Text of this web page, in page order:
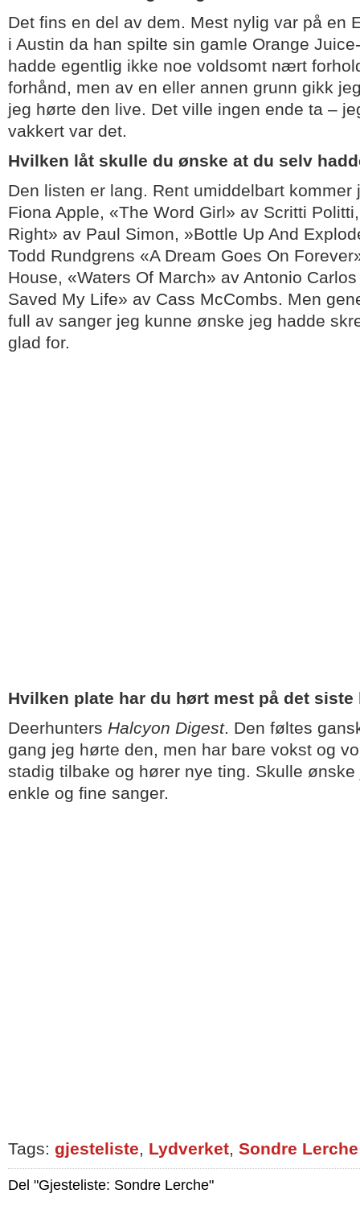
Det fins en del av dem. Mest nylig var på en
i Austin da han spilte sin gamle Orange
hadde egentlig ikke noe voldsomt nært
forhånd, men av en eller annen grunn gikk
jeg hørte den live. Det ville ingen ende ta –
vakkert var det.
Hvilken låt skulle du ønske at du selv
Den listen er lang. Rent umiddelbart kommer
Fiona Apple, «The Word Girl» av Scritti
Right» av Paul Simon, »Bottle Up And
Todd Rundgrens «A Dream Goes On
House, «Waters Of March» av Antonio
Saved My Life» av Cass McCombs. Men
full av sanger jeg kunne ønske jeg hadde
glad for.
Hvilken plate har du hørt mest på det siste
Deerhunters Halcyon Digest. Den føltes
gang jeg hørte den, men har bare vokst og
stadig tilbake og hører nye ting. Skulle
enkle og fine sanger.
Tags: gjesteliste, Lydverket, Sondre Lerche
Del "Gjesteliste: Sondre Lerche"